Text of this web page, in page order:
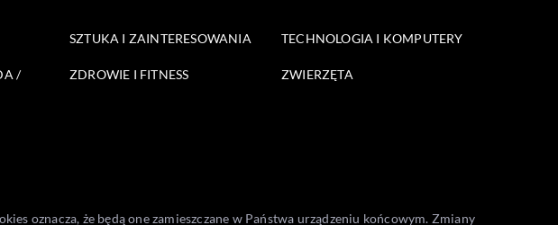
SZTUKA I ZAINTERESOWANIA TECHNOLOGIA I KOMPUTERY
/
ZDROWIE I FITNESS ZWIERZĘTA
oznacza, że będą one zamieszczane w Państwa urządzeniu końcowym. Zmiany